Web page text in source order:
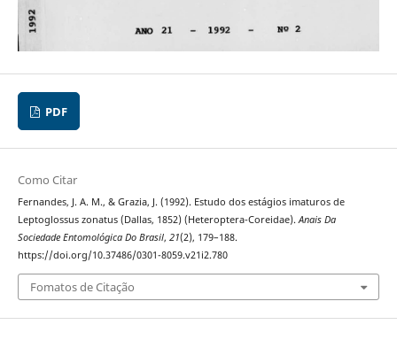
PDF
Como Citar
Fernandes, J. A. M., & Grazia, J. (1992). Estudo dos estágios imaturos de
Leptoglossus zonatus (Dallas, 1852) (Heteroptera-Coreidae).Anais Da
Sociedade Entomológica Do Brasil, 21(2), 179–188.
https://doi.org/10.37486/0301-8059.v21i2.780
Fomatos de Citação